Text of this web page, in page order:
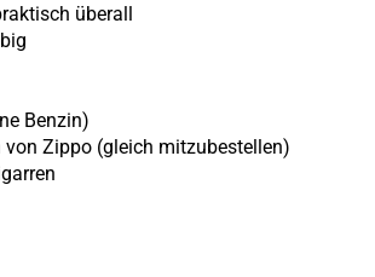
überall
Benzin)
Zippo (gleich mitzubestellen)